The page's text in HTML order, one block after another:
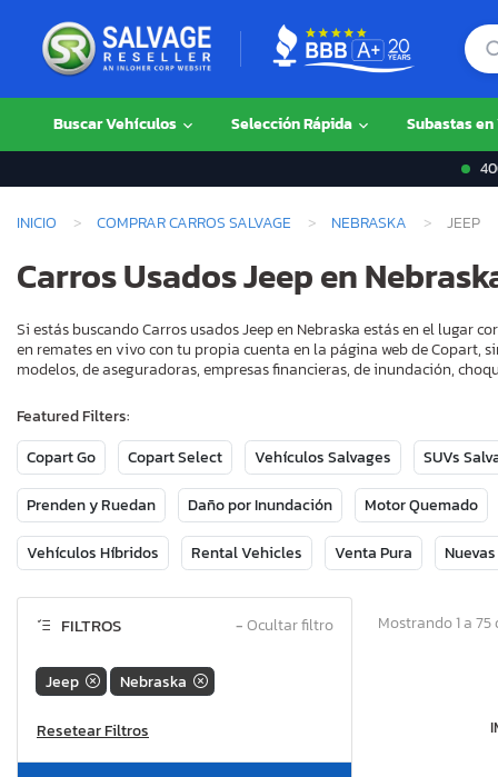
Buscar Vehículos Selección Rápida Subastas
INICIO COMPRAR CARROS SALVAGE NEBRASKA JEEP
Carros Usados Jeep en
Si estás buscando Carros usados Jeep en Nebraska estás en el
en remates en vivo con tu propia cuenta en la página web de Copart,
modelos, de aseguradoras, empresas financieras, de inundación,
Featured Filters:
Copart Go
Copart Select Vehículos Salvages SUVs
Prenden y Ruedan Daño por Inundación Motor Quemado
Vehículos Híbridos Rental Vehicles Venta Pura
FILTROS −Ocultar filtro
Jeep Nebraska
Mostrando 1 a